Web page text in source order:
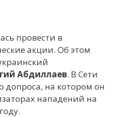
провести в
акции. Об этом
Абдиллаев. В Сети
допроса, на котором он
нападений на